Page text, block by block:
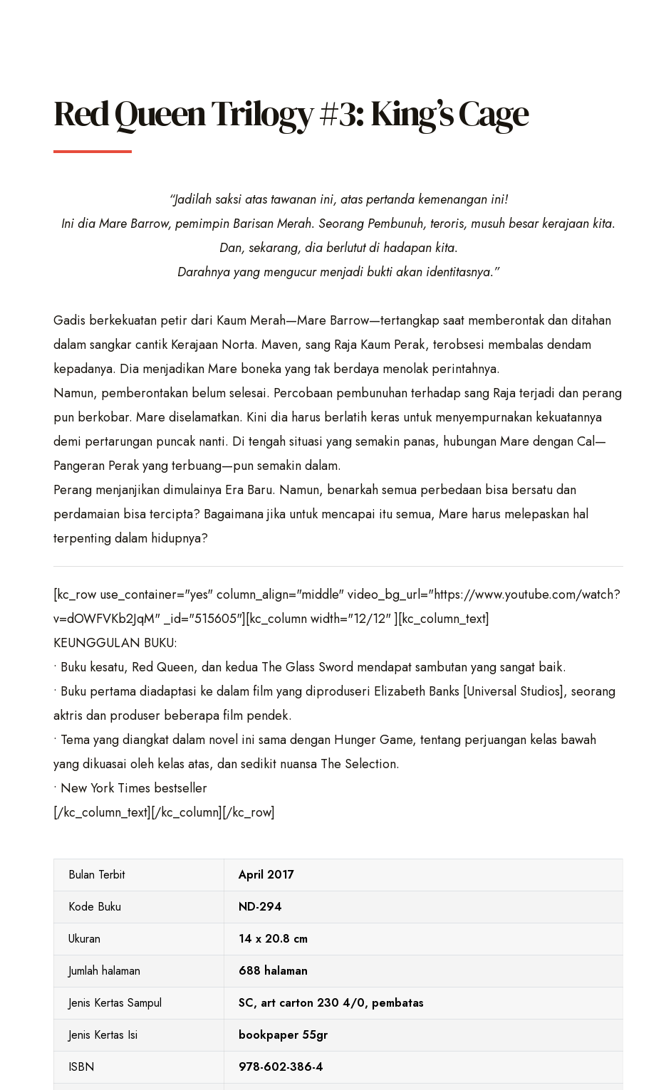
Red Queen Trilogy #3: King’s Cage
“Jadilah saksi atas tawanan ini, atas pertanda kemenangan ini!
Ini dia Mare Barrow, pemimpin Barisan Merah. Seorang Pembunuh, teroris, musuh besar kerajaan kita.
Dan, sekarang, dia berlutut di hadapan kita.
Darahnya yang mengucur menjadi bukti akan identitasnya.”
Gadis berkekuatan petir dari Kaum Merah—Mare Barrow—tertangkap saat memberontak dan ditahan
dalam sangkar cantik Kerajaan Norta. Maven, sang Raja Kaum Perak, terobsesi membalas dendam
kepadanya. Dia menjadikan Mare boneka yang tak berdaya menolak perintahnya.
Namun, pemberontakan belum selesai. Percobaan pembunuhan terhadap sang Raja terjadi dan perang
pun berkobar. Mare diselamatkan. Kini dia harus berlatih keras untuk menyempurnakan kekuatannya
demi pertarungan puncak nanti. Di tengah situasi yang semakin panas, hubungan Mare dengan Cal—
Pangeran Perak yang terbuang—pun semakin dalam.
Perang menjanjikan dimulainya Era Baru. Namun, benarkah semua perbedaan bisa bersatu dan
perdamaian bisa tercipta? Bagaimana jika untuk mencapai itu semua, Mare harus melepaskan hal
terpenting dalam hidupnya?
[kc_row use_container="yes" column_align="middle" video_bg_url="https://www.youtube.com/watch?
v=dOWFVKb2JqM" _id="515605"][kc_column width="12/12" ][kc_column_text]
KEUNGGULAN BUKU:
• Buku kesatu, Red Queen, dan kedua The Glass Sword mendapat sambutan yang sangat baik.
• Buku pertama diadaptasi ke dalam film yang diproduseri Elizabeth Banks [Universal Studios], seorang
aktris dan produser beberapa film pendek.
• Tema yang diangkat dalam novel ini sama dengan Hunger Game, tentang perjuangan kelas bawah
yang dikuasai oleh kelas atas, dan sedikit nuansa The Selection.
• New York Times bestseller
[/kc_column_text][/kc_column][/kc_row]
Bulan Terbit
April 2017
Kode Buku
ND-294
Ukuran
14 x 20.8 cm
Jumlah halaman
688 halaman
Jenis Kertas Sampul
SC, art carton 230 4/0, pembatas
Jenis Kertas Isi
bookpaper 55gr
ISBN
978-602-386-4